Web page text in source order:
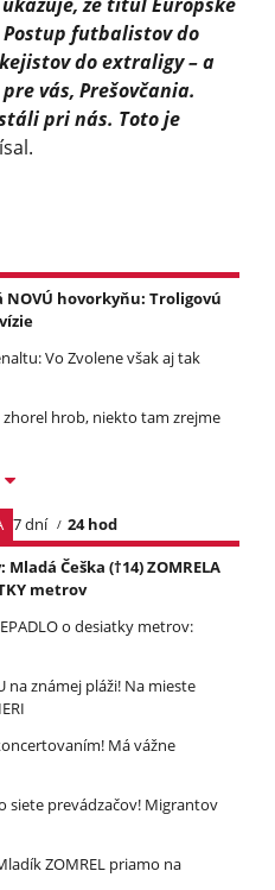
futbalistov do
do extraligy – a
vás, Prešovčania.
pri nás. Toto je
NOVÚ hovorkyňu: Troligovú
Vo Zvolene však aj tak
hrob, niekto tam zrejme
7 dní
24 hod
Češka (†14) ZOMRELA
metrov
o desiatky metrov:
na známej pláži! Na mieste
Má vážne
siete prevádzačov! Migrantov
ZOMREL priamo na